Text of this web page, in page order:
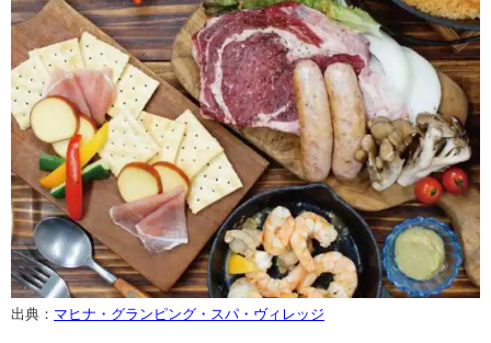
出典： マヒナ・グランピング・スパ・ヴィレッジ